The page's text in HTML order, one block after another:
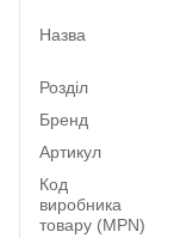
Назва
Розділ
Бренд
Артикул
Код
виробника
товару (MPN)